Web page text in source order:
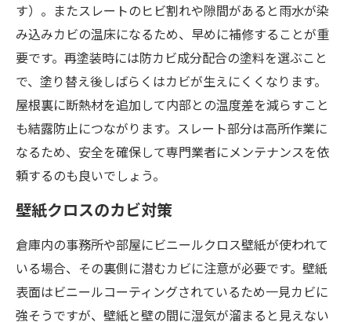
す）。またスレートのヒビ割れや隙間があると雨水が染
み込みカビの温床になるため、早めに補修することが重
要です。再塗装時には防カビ成分配合の塗料を選ぶこと
で、塗り替え後しばらくはカビが生えにくくなります。
屋根裏に断熱材を追加して内部との温度差を減らすこと
も結露防止につながります。スレート部分は高所作業に
なるため、安全を確保して専門業者にメンテナンスを依
頼するのも良いでしょう。
壁紙クロスのカビ対策
倉庫内の事務所や部屋にビニールクロス壁紙が使われて
いる場合、その裏側に潜むカビに注意が必要です。壁紙
表面はビニールコーティングされているため一見カビに
強そうですが、壁紙と壁の間に湿気が溜まると見えない